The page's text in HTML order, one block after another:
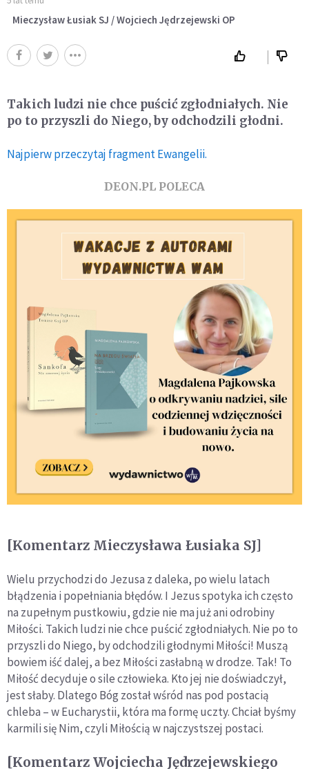
Mieczysław Łusiak SJ / Wojciech Jędrzejewski OP
Takich ludzi nie chce puścić zgłodniałych. Nie
po to przyszli do Niego, by odchodzili głodni.
Najpierw przeczytaj fragment Ewangelii.
DEON.PL POLECA
[Komentarz Mieczysława Łusiaka SJ]
Wielu przychodzi do Jezusa z daleka, po wielu latach
błądzenia i popełniania błędów. I Jezus spotyka ich często
na zupełnym pustkowiu, gdzie nie ma już ani odrobiny
Miłości. Takich ludzi nie chce puścić zgłodniałych. Nie po to
przyszli do Niego, by odchodzili głodnymi Miłości! Muszą
bowiem iść dalej, a bez Miłości zasłabną w drodze. Tak! To
Miłość decyduje o sile człowieka. Kto jej nie doświadczył,
jest słaby. Dlatego Bóg został wśród nas pod postacią
chleba – w Eucharystii, która ma formę uczty. Chciał byśmy
karmili się Nim, czyli Miłością w najczystszej postaci.
[Komentarz Wojciecha Jędrzejewskiego